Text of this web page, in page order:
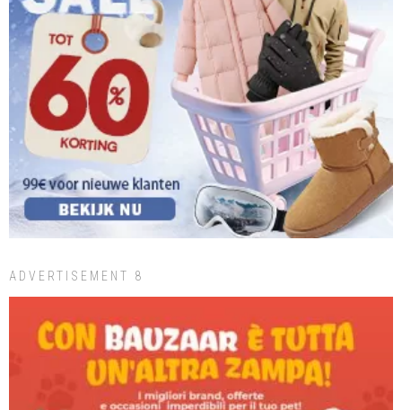
ADVERTISEMENT 8